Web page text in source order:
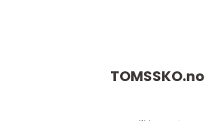
TOMSSKO.no